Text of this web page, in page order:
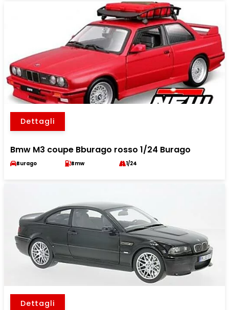
Dettagli
Bmw M3 coupe Bburago rosso 1/24 Burago
Burago Bmw 1/24
Dettagli